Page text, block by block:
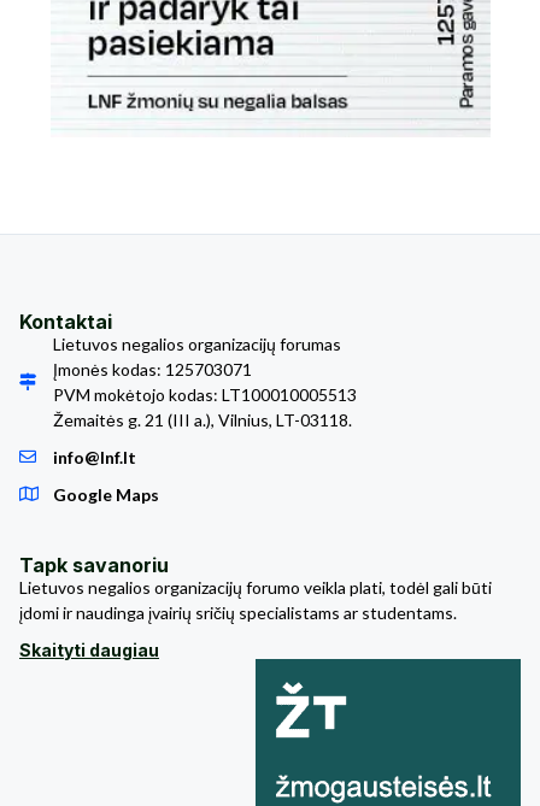
Kontaktai
Lietuvos negalios organizacijų forumas
Įmonės kodas: 125703071
PVM mokėtojo kodas: LT100010005513
Žemaitės g. 21 (III a.), Vilnius, LT-03118.
info@lnf.lt
Google Maps
Tapk savanoriu
Lietuvos negalios organizacijų forumo veikla plati, todėl gali būti
įdomi ir naudinga įvairių sričių specialistams ar studentams.
Skaityti daugiau